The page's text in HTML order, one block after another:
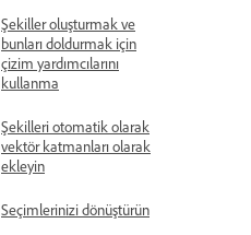
Şekiller oluşturmak ve
bunları doldurmak için
çizim yardımcılarını
kullanma
Şekilleri otomatik olarak
vektör katmanları olarak
ekleyin
Seçimlerinizi dönüştürün